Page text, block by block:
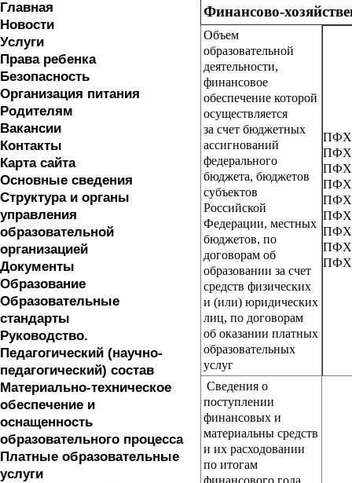
Главная
Новости
Услуги
Права ребенка
Безопасность
Организация питания
Родителям
Вакансии
Контакты
Карта сайта
Основные сведения
Структура и органы
управления
образовательной
организацией
Документы
Образование
Образовательные
стандарты
Руководство.
Педагогический (научно-
педагогический) состав
Материально-техническое
обеспечение и
оснащенность
образовательного процесса
Платные образовательные
услуги
Финансово-
Объем
образовательной
деятельности,
финансовое
обеспечение которой
осуществляется
за счет бюджетных
ассигнований
федерального
бюджета, бюджетов
субъектов
Российской
Федерации, местных
бюджетов, по
договорам об
образовании за счет
средств физических
и (или) юридических
лиц, по договорам
об оказании платных
образовательных
услуг
Сведения о
поступлении
финансовых и
материальны средств
и их расходовании
по итогам
финансового года